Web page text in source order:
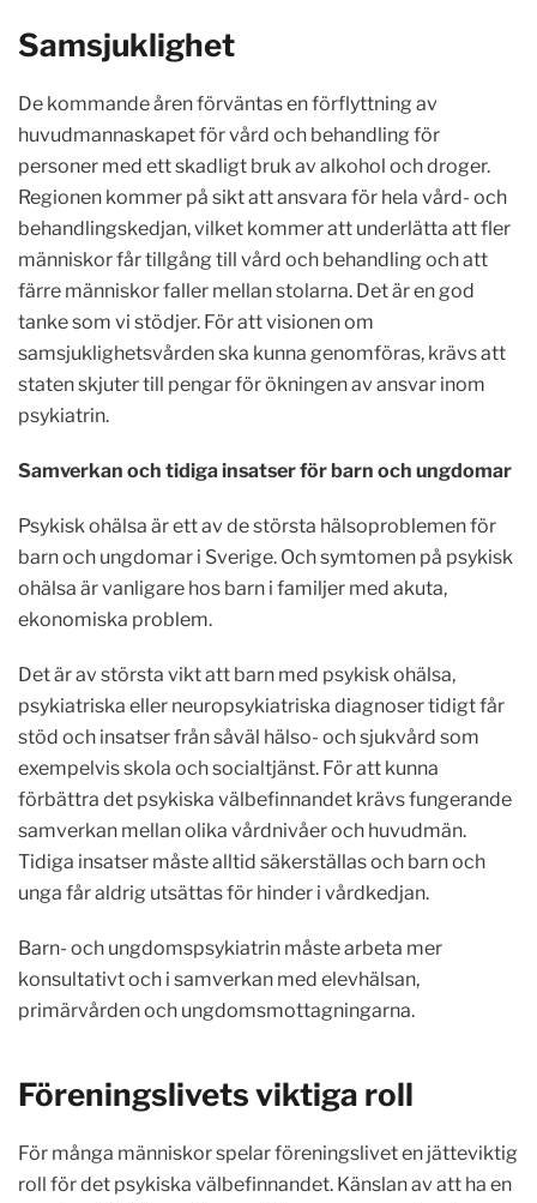
Samsjuklighet
De kommande åren förväntas en förflyttning av
huvudmannaskapet för vård och behandling för
personer med ett skadligt bruk av alkohol och droger.
Regionen kommer på sikt att ansvara för hela vård- och
behandlingskedjan, vilket kommer att underlätta att fler
människor får tillgång till vård och behandling och att
färre människor faller mellan stolarna. Det är en god
tanke som vi stödjer. För att visionen om
samsjuklighetsvården ska kunna genomföras, krävs att
staten skjuter till pengar för ökningen av ansvar inom
psykiatrin.
Samverkan och tidiga insatser för barn och ungdomar
Psykisk ohälsa är ett av de största hälsoproblemen för
barn och ungdomar i Sverige. Och symtomen på psykisk
ohälsa är vanligare hos barn i familjer med akuta,
ekonomiska problem.
Det är av största vikt att barn med psykisk ohälsa,
psykiatriska eller neuropsykiatriska diagnoser tidigt får
stöd och insatser från såväl hälso- och sjukvård som
exempelvis skola och socialtjänst. För att kunna
förbättra det psykiska välbefinnandet krävs fungerande
samverkan mellan olika vårdnivåer och huvudmän.
Tidiga insatser måste alltid säkerställas och barn och
unga får aldrig utsättas för hinder i vårdkedjan.
Barn- och ungdomspsykiatrin måste arbeta mer
konsultativt och i samverkan med elevhälsan,
primärvården och ungdomsmottagningarna.
Föreningslivets viktiga roll
För många människor spelar föreningslivet en jätteviktig
roll för det psykiska välbefinnandet. Känslan av att ha en